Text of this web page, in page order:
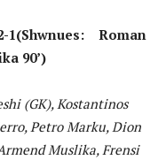
1(Shwnues: Roman
90’)
(GK), Kostantinos
Petro Marku, Dion
Muslika, Frensi